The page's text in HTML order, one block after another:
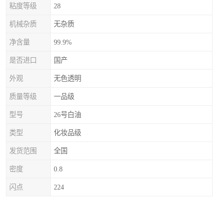
粘度等级 28
机械杂质 无杂质
净含量 99.9%
是否进口 国产
外观 无色透明
质量等级 一品级
型号 26号白油
类型 化妆品级
发货范围 全国
密度 0.8
闪点 224